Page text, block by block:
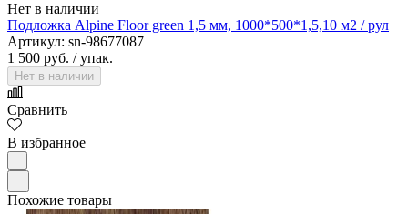
Нет в наличии
Подложка Alpine Floor green 1,5 мм, 1000*500*1,5,10 м2 / рул
Артикул: sn-98677087
1 500 руб. / упак.
Нет в наличии
Сравнить
В избранное
Похожие товары